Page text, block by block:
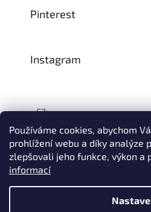
Používáme cookies, abychom
prohlížení webu a díky analýze
zlepšovali jeho funkce, výkon a
informací
Na přelomu července a srpna může
Pinterest
Instagram
CZ:
Vytvořil
© 1993–2026INTEA SERVICE s.r.o.